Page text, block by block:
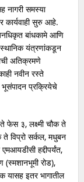
नागरी समस्या
कार्यवाही सुरु आहे.
बांधकामे आणि
स्थानिक यंत्रणांकडून
अतिक्रमणे
नवीन रस्ते
प्रक्रियेचे
फेस ३, लक्ष्मी चौक ते
विप्रो सर्कल, मधुबन
हद्दीपर्यंत,
(स्मशानभूमी रोड),
यासह इतर भागातील